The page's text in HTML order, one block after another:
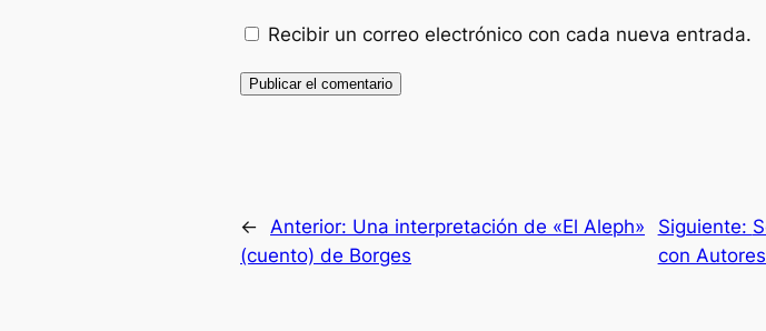
Recibir un correo electrónico con cada nueva entrada.
← Anterior: Una interpretación de «El Aleph»
(cuento) de Borges
Siguiente:
con